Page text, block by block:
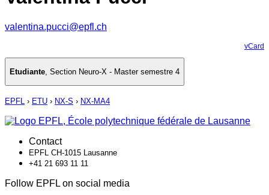
valentina.pucci@epfl.ch
vCard
Etudiante, Section Neuro-X - Master semestre 4
EPFL › ETU › NX-S › NX-MA4
Contact
EPFL CH-1015 Lausanne
+41 21 693 11 11
Follow EPFL on social media